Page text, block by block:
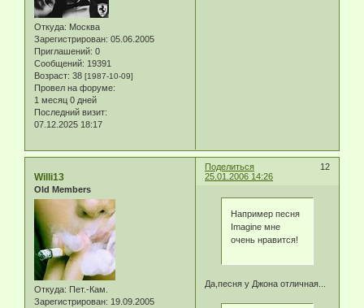
Откуда: Москва
Зарегистрирован: 05.06.2005
Приглашений: 0
Сообщений: 19391
Возраст: 38 [1987-10-09]
Провел на форуме:
1 месяц 0 дней
Последний визит:
07.12.2025 18:17
Поделиться
12
25.01.2006 14:26
Willi13
Old Members
Откуда: Пет.-Кам.
Зарегистрирован: 19.09.2005
Например песня
Imagine мне
очень нравится!
Да,песня у Джона отличная...